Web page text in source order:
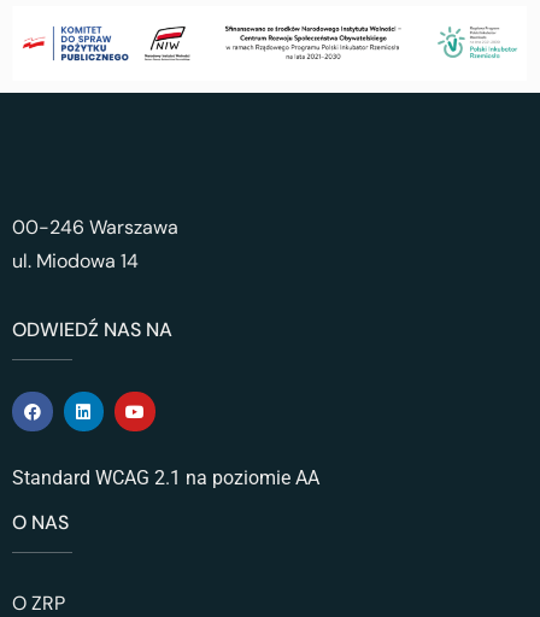
00-246 Warszawa
ul. Miodowa 14
ODWIEDŹ NAS NA
Standard WCAG 2.1 na poziomie AA
O NAS
O ZRP